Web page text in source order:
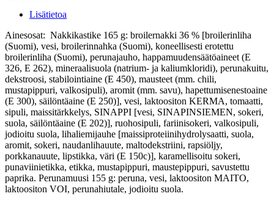
Lisätietoa
Ainesosat: Nakkikastike 165 g: broilernakki 36 % [broilerinliha
(Suomi), vesi, broilerinnahka (Suomi), koneellisesti erotettu
broilerinliha (Suomi), perunajauho, happamuudensäätöaineet (E
326, E 262), mineraalisuola (natrium- ja kaliumkloridi), perunakuitu,
dekstroosi, stabilointiaine (E 450), mausteet (mm. chili,
mustapippuri, valkosipuli), aromit (mm. savu), hapettumisenestoaine
(E 300), säilöntäaine (E 250)], vesi, laktoositon KERMA, tomaatti,
sipuli, maissitärkkelys, SINAPPI [vesi, SINAPINSIEMEN, sokeri,
suola, säilöntäaine (E 202)], ruohosipuli, fariinisokeri, valkosipuli,
jodioitu suola, lihaliemijauhe [maissiproteiinihydrolysaatti, suola,
aromit, sokeri, naudanlihauute, maltodekstriini, rapsiöljy,
porkkanauute, lipstikka, väri (E 150c)], karamellisoitu sokeri,
punaviinietikka, etikka, mustapippuri, maustepippuri, savustettu
paprika. Perunamuusi 155 g: peruna, vesi, laktoositon MAITO,
laktoositon VOI, perunahiutale, jodioitu suola.